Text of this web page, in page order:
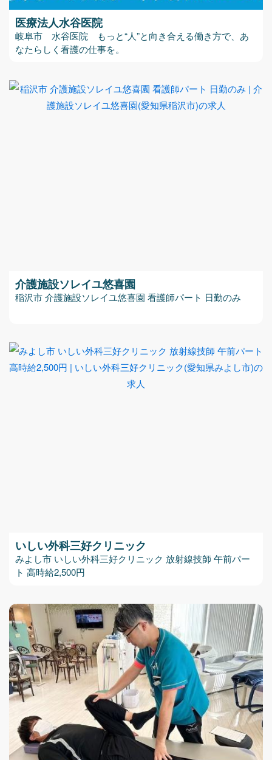
医療法人水谷医院
岐阜市 水谷医院 もっと“人”と向き合える働き方で、あ
なたらしく看護の仕事を。
介護施設ソレイユ悠喜園
稲沢市 介護施設ソレイユ悠喜園 看護師パート 日勤のみ
いしい外科三好クリニック
みよし市 いしい外科三好クリニック 放射線技師 午前パー
ト 高時給2,500円